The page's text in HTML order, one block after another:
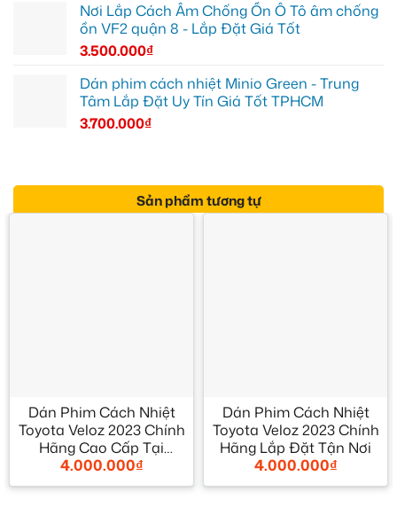
Nơi Lắp Cách Âm Chống Ồn Ô Tô âm chống
ồn VF2 quận 8 - Lắp Đặt Giá Tốt
3.500.000₫
Dán phim cách nhiệt Minio Green - Trung
Tâm Lắp Đặt Uy Tín Giá Tốt TPHCM
3.700.000₫
Sản phẩm tương tự
Dán Phim Cách Nhiệt
Toyota Veloz 2023 Chính
Hãng Cao Cấp Tại
TPHCM
4.000.000₫
Dán Phim Cách Nhiệt
Toyota Veloz 2023 Chính
Hãng Lắp Đặt Tận Nơi
4.000.000₫